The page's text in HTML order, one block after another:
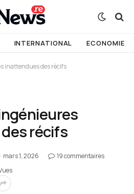
INTERNATIONAL ECONOMIE
inattendues des récifs
récifs
mars 1, 2026
19 commentaires